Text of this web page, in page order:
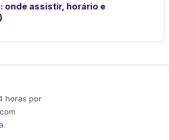
onde assistir, horário e
horas por